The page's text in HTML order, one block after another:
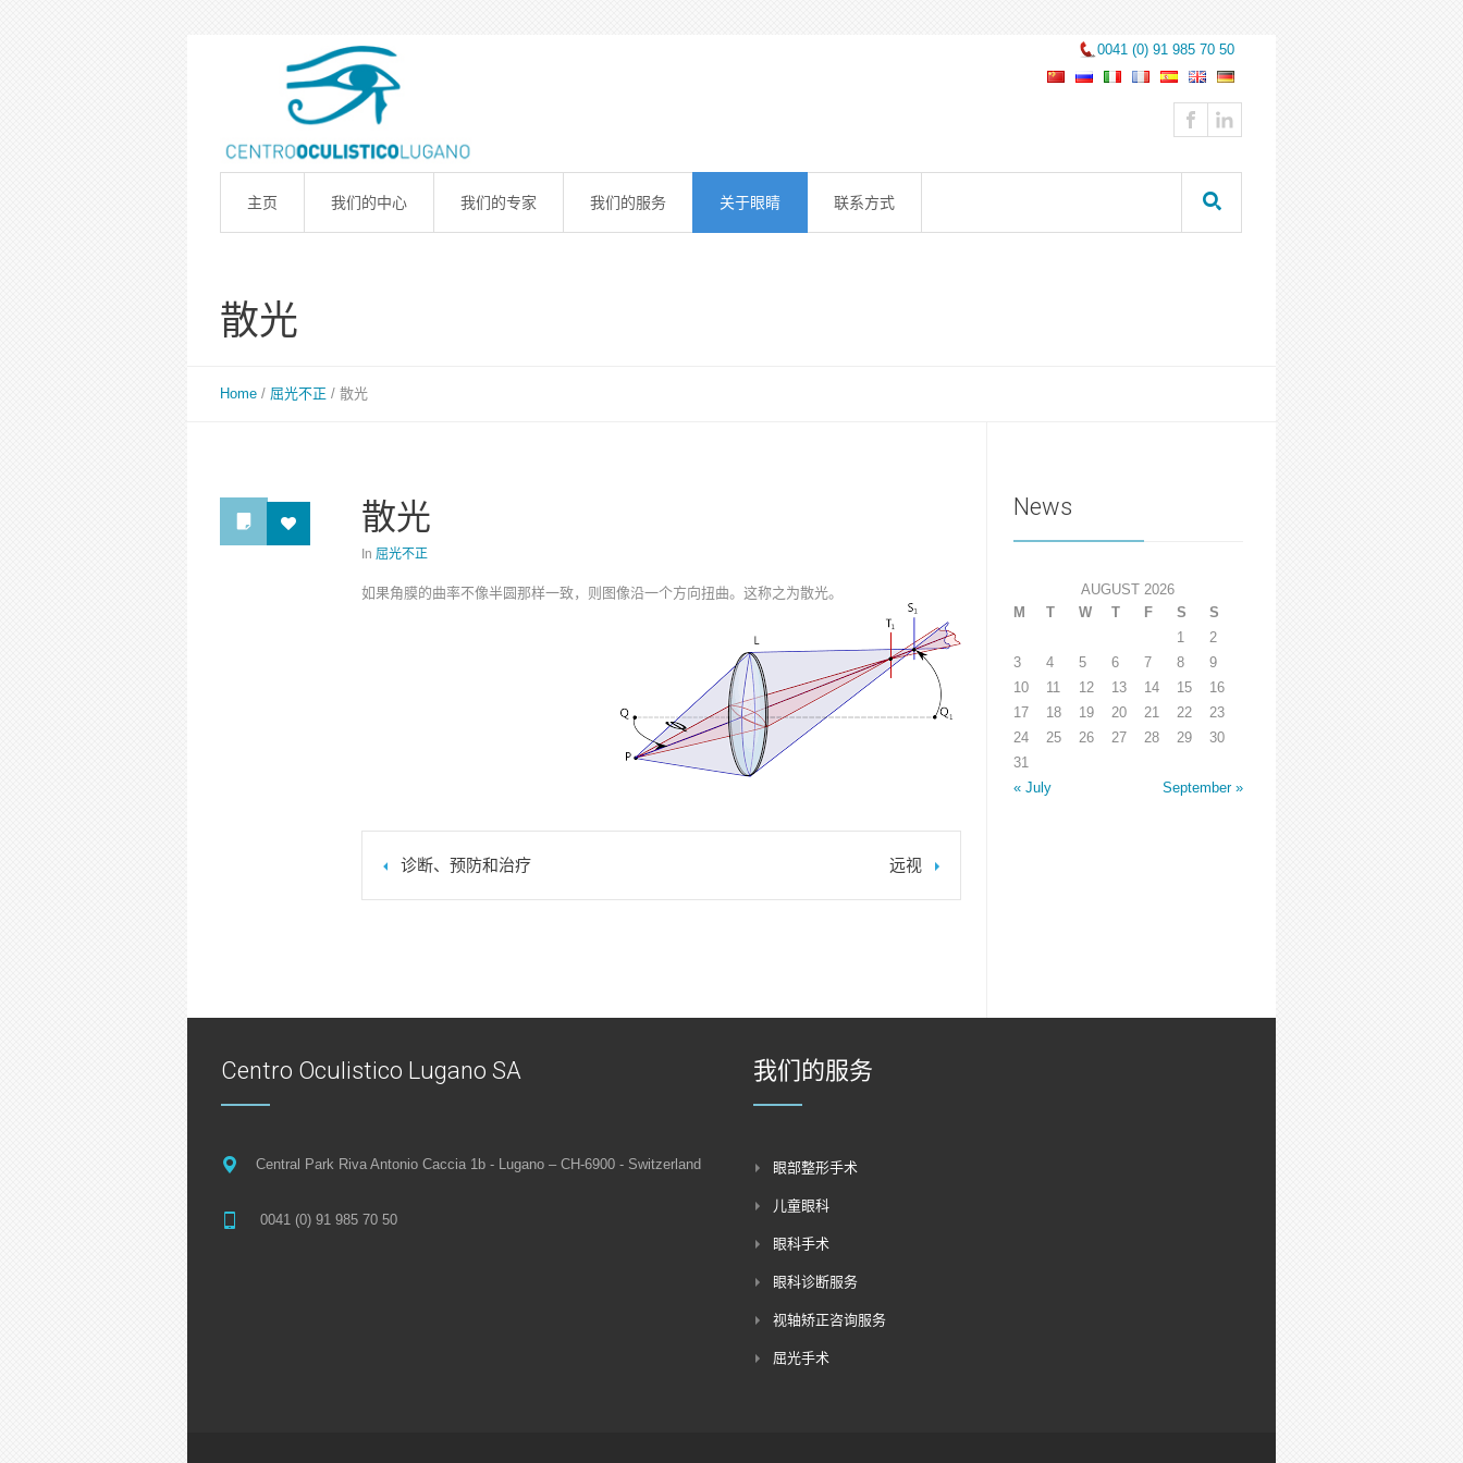
0041 (0) 91 985 70 50
主页 我们的中心 我们的专家 我们的服务 关于眼睛 联系方式
散光
Home / 屈光不正 / 散光
散光
In 屈光不正
如果角膜的曲率不像半圆那样一致，则图像沿一个方向扭曲。这称之为散光。
诊断、预防和治疗 远视
News
AUGUST 2026
M
T W T F S
S
1
2
3
4 5 6 7 8
9
10
11 12 13 14 15
16
17
18 19 20 21 22
23
24
25 26 27 28 29
30
31
« July
September »
Centro Oculistico Lugano SA
Central Park Riva Antonio Caccia 1b - Lugano – CH-6900 - Switzerland
0041 (0) 91 985 70 50
我们的服务
眼部整形手术
儿童眼科
眼科手术
眼科诊断服务
视轴矫正咨询服务
屈光手术